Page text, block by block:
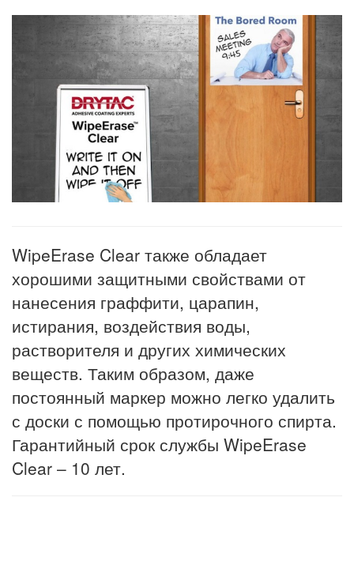
WipeErase Clear также обладает
хорошими защитными свойствами от
нанесения граффити, царапин,
истирания, воздействия воды,
растворителя и других химических
веществ. Таким образом, даже
постоянный маркер можно легко удалить
с доски с помощью протирочного спирта.
Гарантийный срок службы WipeErase
Clear – 10 лет.